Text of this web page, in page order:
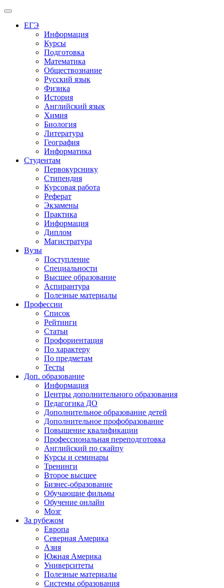
Меню
ЕГЭ
Информация
Курсы
Подготовка
Математика
Обществознание
Русский язык
Физика
История
Английский язык
Химия
Биология
Литература
География
Информатика
Студентам
Первокурснику
Стипендия
Курсовая работа
Реферат
Экзамены
Практика
Информация
Диплом
Магистратура
Вузы
Поступление
Специальности
Высшее образование
Аспирантура
Полезные материалы
Профессии
Список
Рейтинги
Статьи
Профориентация
По характеру
По предметам
Тесты
Доп. образование
Информация
Центры дополнительного образования
Педагогика ДО
Дополнительное образование детей
Дополнительное профобразование
Повышение квалификации
Профессиональная переподготовка
Английский по скайпу
Курсы и семинары
Тренинги
Второе высшее
Бизнес-образование
Обучающие фильмы
Обучение онлайн
Мозг
За рубежом
Европа
Северная Америка
Азия
Южная Америка
Университеты
Полезные материалы
Системы образования